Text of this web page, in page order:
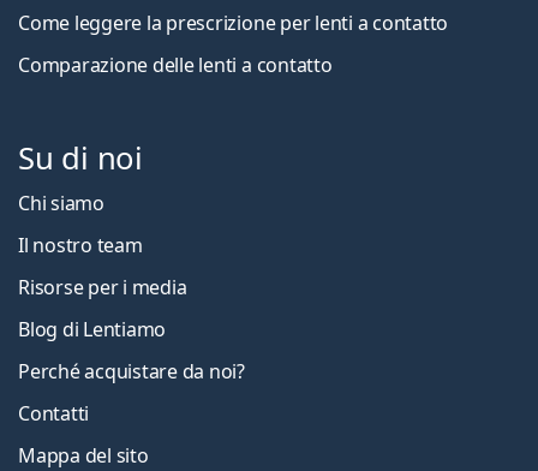
Come leggere la prescrizione per lenti a contatto
Comparazione delle lenti a contatto
Su di noi
Chi siamo
Il nostro team
Risorse per i media
Blog di Lentiamo
Perché acquistare da noi?
Contatti
Mappa del sito